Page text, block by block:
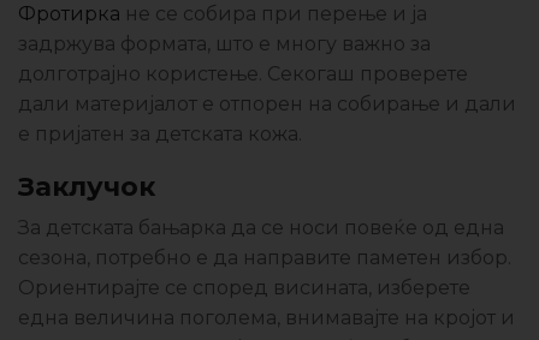
Фротирка не се собира при перење и ја
задржува формата, што е многу важно за
долготрајно користење. Секогаш проверете
дали материјалот е отпорен на собирање и дали
е пријатен за детската кожа.
Заклучок
За детската бањарка да се носи повеќе од една
сезона, потребно е да направите паметен избор.
Ориентирајте се според висината, изберете
една величина поголема, внимавајте на кројот и